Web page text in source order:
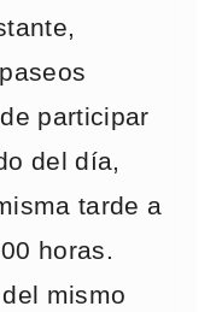
participar
del día,
tarde a
horas.
mismo